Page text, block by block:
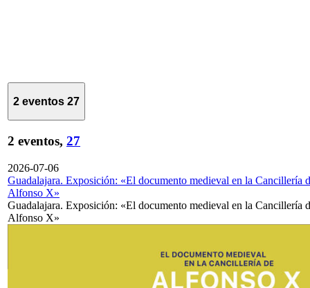
2 eventos 27
2 eventos, 27
2026-07-06
Guadalajara. Exposición: «El documento medieval en la Cancillería
Alfonso X»
Guadalajara. Exposición: «El documento medieval en la Cancillería
Alfonso X»